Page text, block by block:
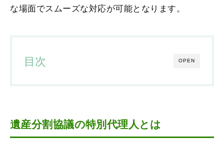
な場面でスムーズな対応が可能となります。
OPEN
目次
遺産分割協議の特別代理人とは